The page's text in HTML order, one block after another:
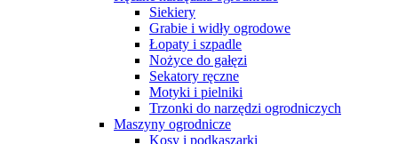
Siekiery
Grabie i widły ogrodowe
Łopaty i szpadle
Nożyce do gałęzi
Sekatory ręczne
Motyki i pielniki
Trzonki do narzędzi ogrodniczych
Maszyny ogrodnicze
Kosy i podkaszarki